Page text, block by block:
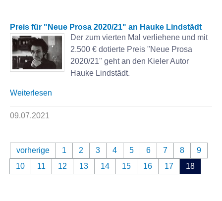
Preis für "Neue Prosa 2020/21" an Hauke Lindstädt
Der zum vierten Mal verliehene und mit
2.500 € dotierte Preis "Neue Prosa
2020/21" geht an den Kieler Autor
Hauke Lindstädt.
Weiterlesen
09.07.2021
vorherige 1 2 3 4 5 6 7 8
9
10
11 12 13 14 15 16 17 18